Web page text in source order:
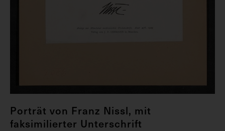
Porträt von Franz Nissl, mit
faksimilierter Unterschrift